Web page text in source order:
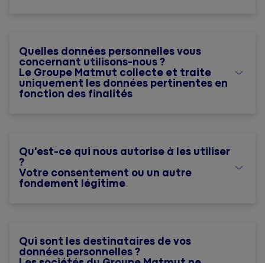
Quelles données personnelles vous
concernant utilisons-nous ?
Le Groupe Matmut collecte et traite
uniquement les données pertinentes en
fonction des finalités
Qu'est-ce qui nous autorise à les utiliser
?
Votre consentement ou un autre
fondement légitime
Qui sont les destinataires de vos
données personnelles ?